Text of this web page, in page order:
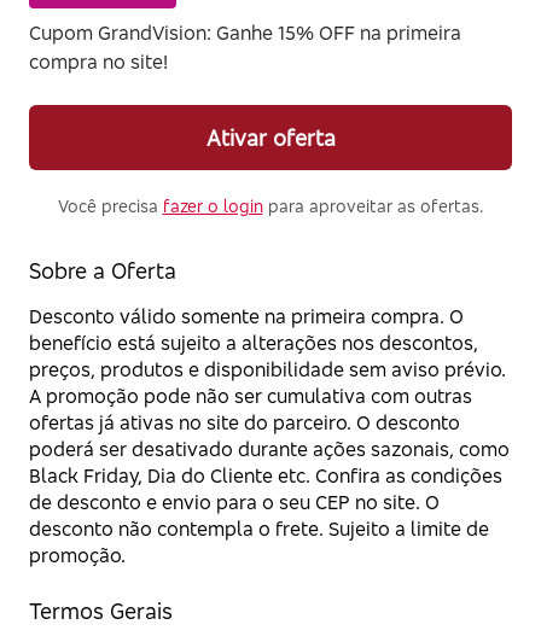
Cupom GrandVision: Ganhe 15% OFF na primeira
compra no site!
Ativar oferta
Você precisa fazer o loginpara aproveitar as ofertas.
Sobre a Oferta
Desconto válido somente na primeira compra. O
benefício está sujeito a alterações nos descontos,
preços, produtos e disponibilidade sem aviso prévio.
A promoção pode não ser cumulativa com outras
ofertas já ativas no site do parceiro. O desconto
poderá ser desativado durante ações sazonais, como
Black Friday, Dia do Cliente etc. Confira as condições
de desconto e envio para o seu CEP no site. O
desconto não contempla o frete. Sujeito a limite de
promoção.
Termos Gerais